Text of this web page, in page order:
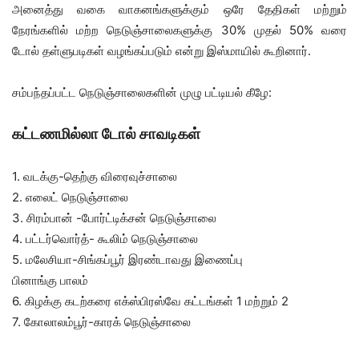
அனைத்து வகை வாகனங்களுக்கும் ஒரே தேதிகள் மற்றும்
நேரங்களில் மற்ற நெடுஞ்சாலைகளுக்கு 30% முதல் 50% வரை
டோல் தள்ளுபடிகள் வழங்கப்படும் என்று இஸ்மாயில் கூறினார்.
சம்பந்தப்பட்ட நெடுஞ்சாலைகளின் முழு பட்டியல் கீழே:
கட்டணமில்லா டோல் சாவடிகள்
1. வடக்கு-தெற்கு விரைவுச்சாலை
2. எலைட் நெடுஞ்சாலை
3. சிரம்பான் -போர்ட்டிக்சன் நெடுஞ்சாலை
4. பட்டர்வொர்த்- கூலிம் நெடுஞ்சாலை
5. மலேசியா-சிங்கப்பூர் இரண்டாவது இணைப்பு
பினாங்கு பாலம்
6. கிழக்கு கடற்கரை எக்ஸ்பிரஸ்வே கட்டங்கள் 1 மற்றும் 2
7. கோலாலம்பூர்-காரக் நெடுஞ்சாலை